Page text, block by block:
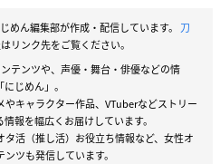
めん編集部が作成・配信しています。 刀
リンク先をご覧ください。
テンツや、声優・舞台・俳優などの情
じめん」。
キャラクター作品、VTuberなどストリー
報を幅広くお届けしています。
活（推し活）お役立ち情報など、女性オ
ツも発信しています。